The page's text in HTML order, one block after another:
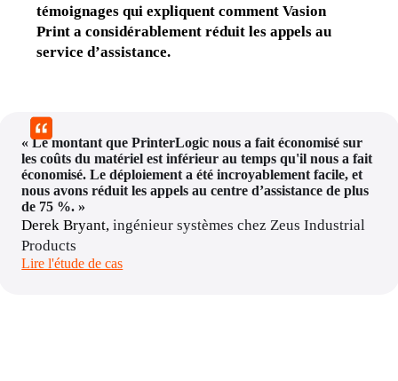
témoignages qui expliquent comment Vasion
Print a considérablement réduit les appels au
service d’assistance.
« Le montant que PrinterLogic nous a fait économisé sur
les coûts du matériel est inférieur au temps qu'il nous a fait
économisé. Le déploiement a été incroyablement facile, et
nous avons réduit les appels au centre d’assistance de plus
de 75 %. »
Derek Bryant, ingénieur systèmes chez Zeus Industrial
Products
Lire l'étude de cas